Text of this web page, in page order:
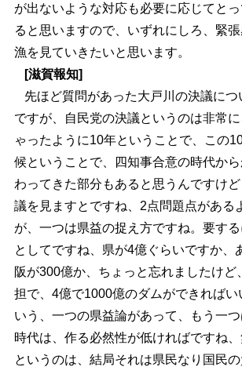
が出ないような対応も必要に応じてと
ると思いますので、いずれにしろ、緊
漁を見ていきたいと思います。
[滋賀報知]
先ほど質問があった大戸川の決議につ
ですが、自民党の決議というのは非常
ゃったように10年ということで、この
候ということで、四知事合意の時代か
わってきた部分もあると思うんですけ
議を見ますとですね、2点問題点がある
が、一つは県益の捉え方ですね。要す
としてですね、県が4億ぐらいですか、
阪が300億か、ちょっと忘れましたけど
担で、4億で1000億のダムができればい
いう、一つの県益論があって、もう一
時代は、作る必然性が低ければですね
というのは、結局それは県民なり国民の